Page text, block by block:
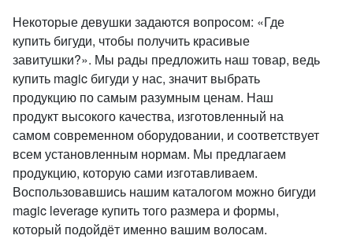
Некоторые девушки задаются вопросом: «Где
купить бигуди, чтобы получить красивые
завитушки?». Мы рады предложить наш товар, ведь
купить magic бигуди у нас, значит выбрать
продукцию по самым разумным ценам. Наш
продукт высокого качества, изготовленный на
самом современном оборудовании, и соответствует
всем установленным нормам. Мы предлагаем
продукцию, которую сами изготавливаем.
Воспользовавшись нашим каталогом можно бигуди
magic leverage купить того размера и формы,
который подойдёт именно вашим волосам.